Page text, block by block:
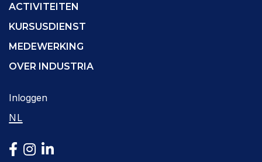
ACTIVITEITEN
KURSUSDIENST
MEDEWERKING
OVER INDUSTRIA
Inloggen
NL